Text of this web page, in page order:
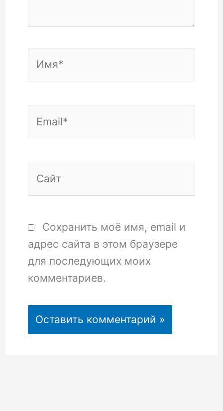
Сохранить моё имя, email и
адрес сайта в этом браузере
для последующих моих
комментариев.